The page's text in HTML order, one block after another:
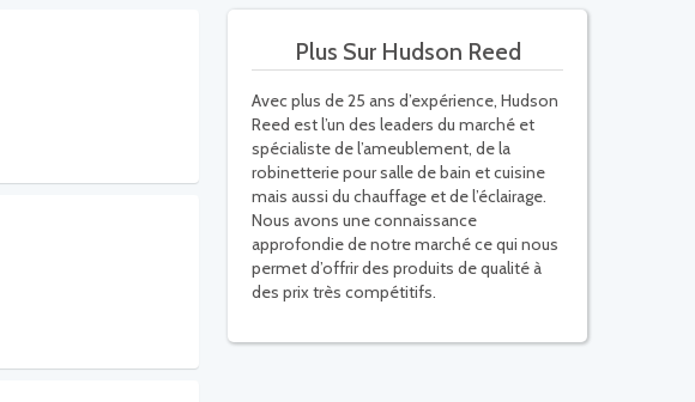
Plus Sur Hudson Reed
Avec plus de 25 ans d’expérience, Hudson
Reed est l’un des leaders du marché et
spécialiste de l’ameublement, de la
robinetterie pour salle de bain et cuisine
mais aussi du chauffage et de l’éclairage.
Nous avons une connaissance
approfondie de notre marché ce qui nous
permet d’offrir des produits de qualité à
des prix très compétitifs.